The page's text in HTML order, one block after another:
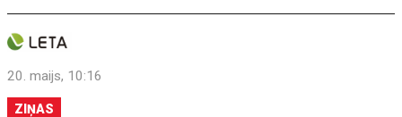
20. maijs, 10:16
ZIŅAS